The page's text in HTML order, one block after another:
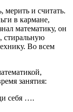
мерить и считать.
в кармане,
математику, он
стиральную
Во всем
занятия:
себя ….